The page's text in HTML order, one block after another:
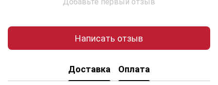
Написать отзыв
Доставка Оплата